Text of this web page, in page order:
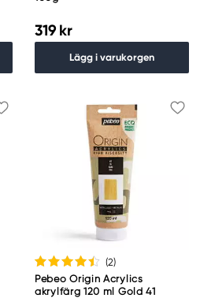
319 kr
Lägg i varukorgen
(2)
Pebeo Origin Acrylics
akrylfärg 120 ml Gold 41